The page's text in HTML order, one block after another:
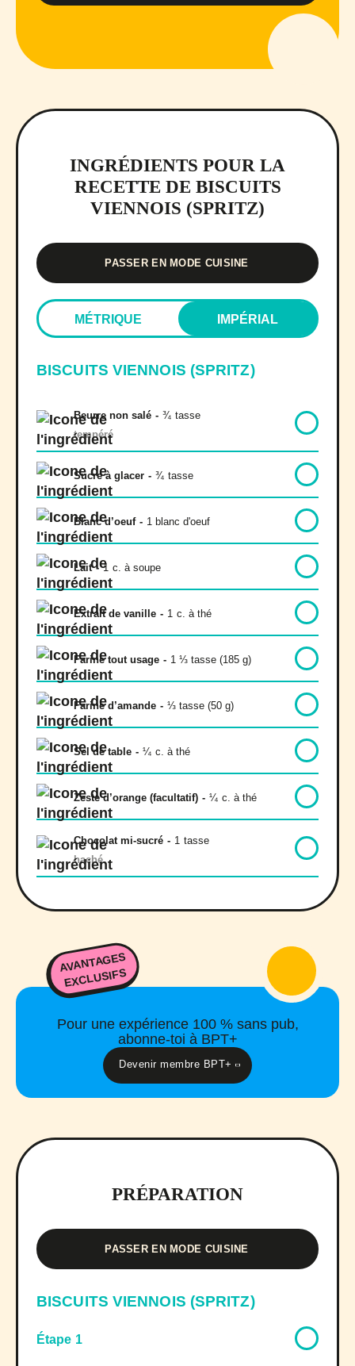
INGRÉDIENTS POUR LA
RECETTE DE BISCUITS
VIENNOIS (SPRITZ)
PASSER EN MODE CUISINE
MÉTRIQUE IMPÉRIAL
BISCUITS VIENNOIS (SPRITZ)
Beurre non salé - ¾ tasse
tempéré
Sucre à glacer - ¾ tasse
Blanc d’oeuf - 1 blanc d'oeuf
Lait - 1 c. à soupe
Extrait de vanille - 1 c. à thé
Farine tout usage - 1 ⅓ tasse (185 g)
Farine d’amande - ⅓ tasse (50 g)
Sel de table - ¼ c. à thé
Zeste d’orange (facultatif) - ¼ c. à thé
Chocolat mi-sucré - 1 tasse
haché
AVANTAGES
EXCLUSIFS
Pour une expérience 100 % sans pub,
abonne-toi à BPT+
Devenir membre BPT+
PRÉPARATION
PASSER EN MODE CUISINE
BISCUITS VIENNOIS (SPRITZ)
Étape 1